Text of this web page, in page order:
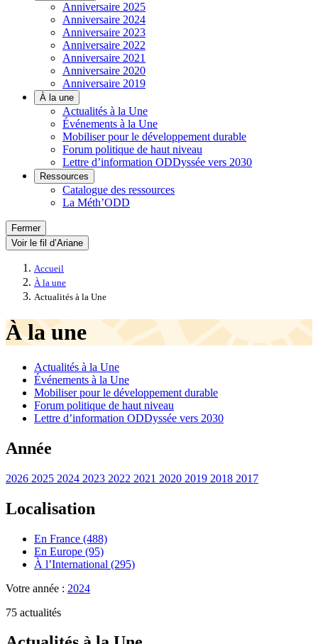
Anniversaire 2025
Anniversaire 2024
Anniversaire 2023
Anniversaire 2022
Anniversaire 2021
Anniversaire 2020
Anniversaire 2019
À la une
Actualités à la Une
Événements à la Une
Mobiliser pour le développement durable
Forum politique de haut niveau
Lettre d’information ODDyssée vers 2030
Ressources
Catalogue des ressources
La Méth’ODD
Fermer
Voir le fil d’Ariane
Accueil
À la une
Actualités à la Une
À la une
Actualités à la Une
Événements à la Une
Mobiliser pour le développement durable
Forum politique de haut niveau
Lettre d’information ODDyssée vers 2030
Année
2026 2025 2024 2023 2022 2021 2020 2019 2018 2017
Localisation
En France (488)
En Europe (95)
À l’International (295)
Votre année : 2024
75 actualités